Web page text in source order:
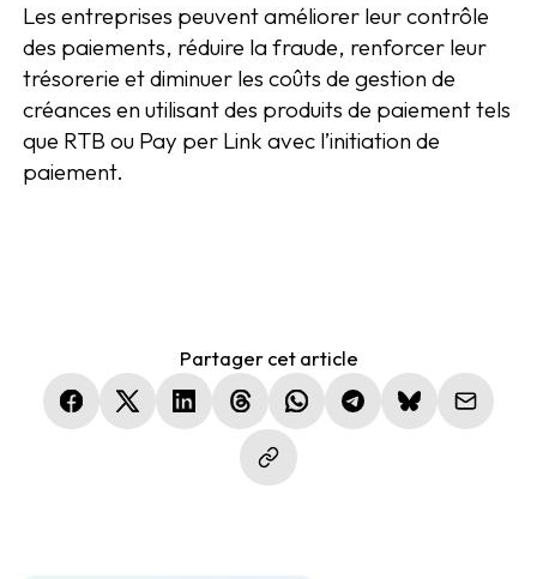
Les entreprises peuvent améliorer leur contrôle
des paiements, réduire la fraude, renforcer leur
trésorerie et diminuer les coûts de gestion de
créances en utilisant des produits de paiement tels
que RTB ou Pay per Link avec l’initiation de
paiement.
Partager cet article
(nouvelle fenêtre)
(nouvelle fenêtre)
(nouvelle fenêtre)
(nouvelle fenêtre)
(nouvelle fenêtre)
(nouvelle fenêtre)
(nouvelle